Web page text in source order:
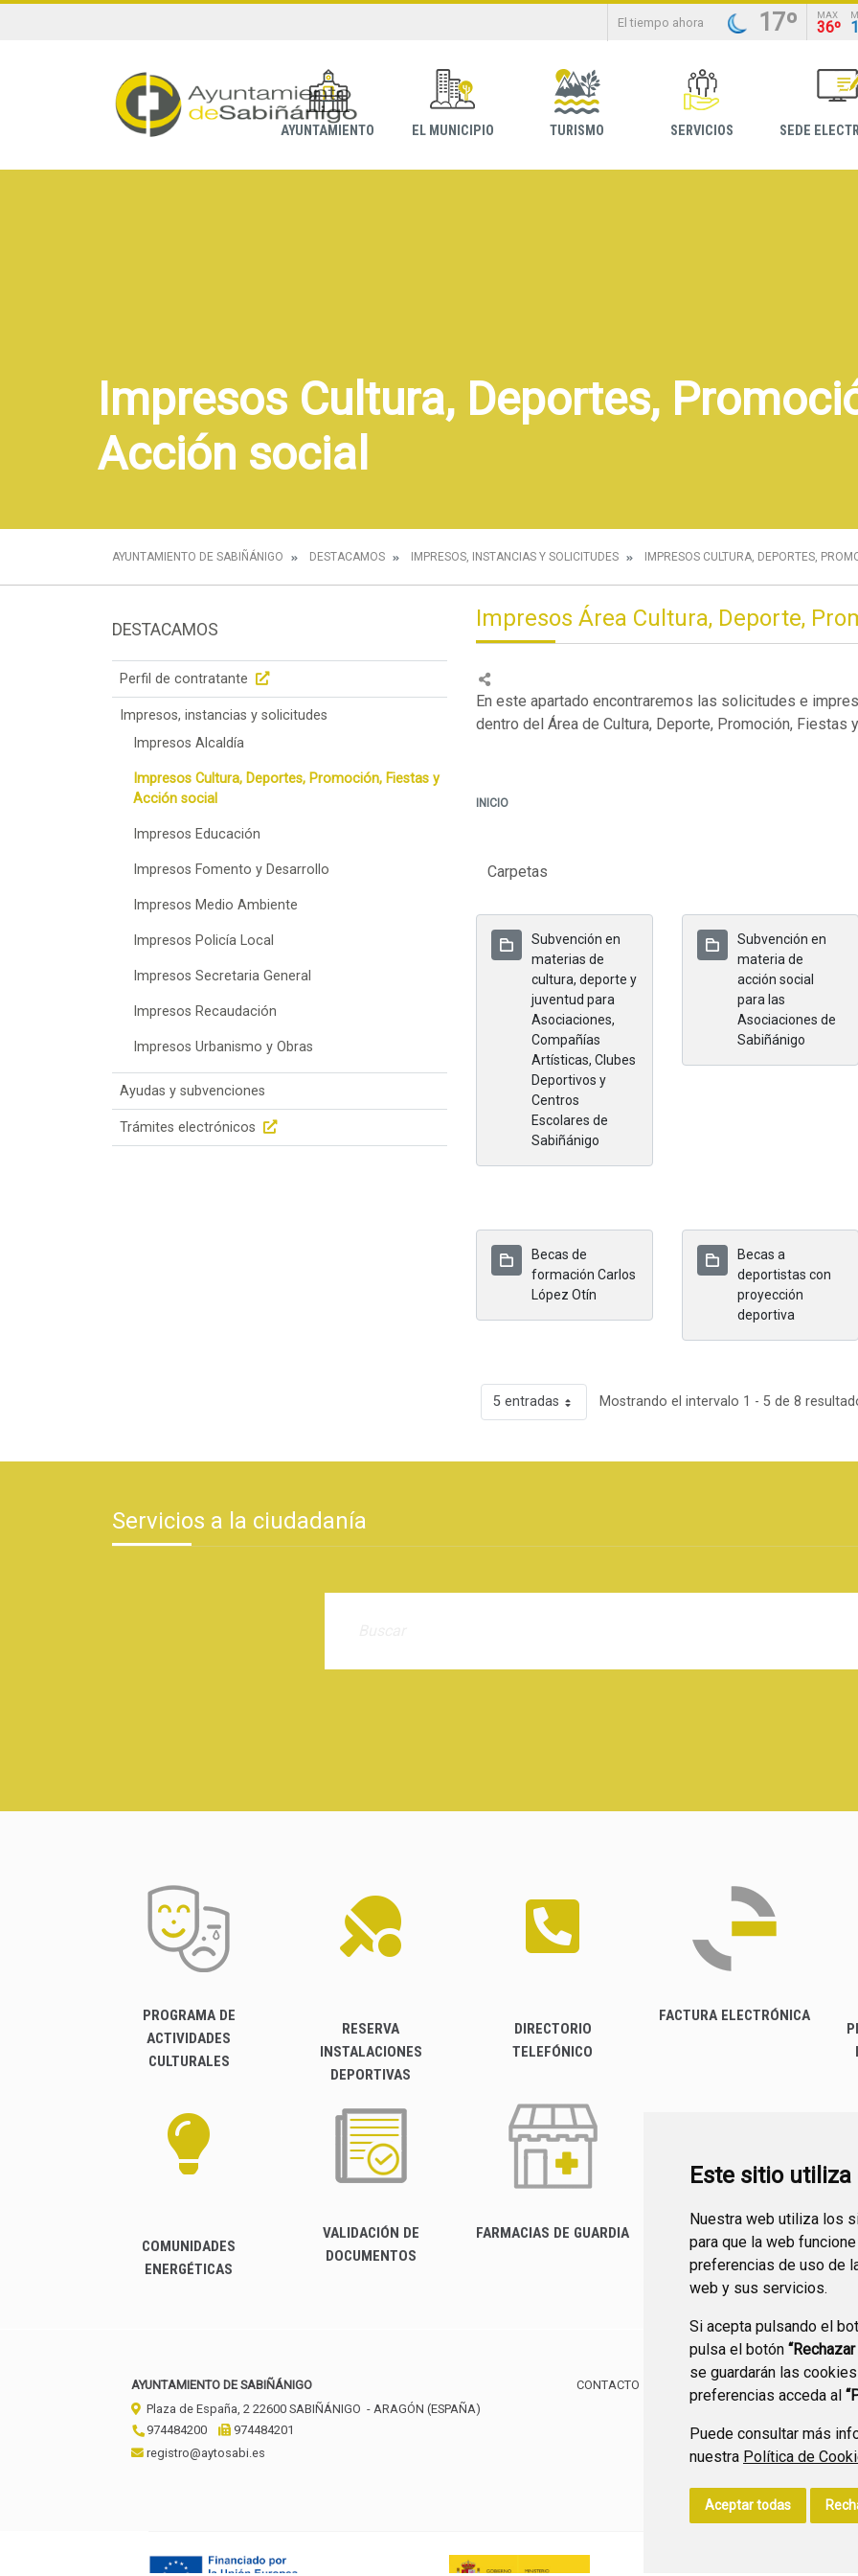
Este sitio
Nuestra web utiliza los
para que la web
preferencias de uso de
web y sus servicios.
Si acepta pulsando el
pulsa el botón
se guardarán las
preferencias acceda al
Puede consultar más
nuestra Política de
Aceptar todas
El tiempo ahora 17º MAX
36º
AYUNTAMIENTO EL MUNICIPIO TURISMO SERVICIOS SEDE
Impresos Cultura, Deportes,
Acción social
AYUNTAMIENTO DE SABIÑÁNIGO DESTACAMOS IMPRESOS, INSTANCIAS Y SOLICITUDES IMPRESOS CULTURA, DEPORTES,
DESTACAMOS
Perfil de contratante
Impresos, instancias y solicitudes
Impresos Alcaldía
Impresos Cultura, Deportes, Promoción, Fiestas y
Acción social
Impresos Educación
Impresos Fomento y Desarrollo
Impresos Medio Ambiente
Impresos Policía Local
Impresos Secretaria General
Impresos Recaudación
Impresos Urbanismo y Obras
Ayudas y subvenciones
Trámites electrónicos
Impresos Área Cultura, Deporte,
En este apartado encontraremos las solicitudes e
dentro del Área de Cultura, Deporte, Promoción, Fiestas
INICIO
Carpetas
Subvención en
materias de
cultura, deporte y
juventud para
Asociaciones,
Compañías
Artísticas, Clubes
Deportivos y
Centros
Escolares de
Sabiñánigo
Subvención en
materia de
acción social
para las
Asociaciones de
Sabiñánigo
Becas de
formación Carlos
López Otín
Becas a
deportistas con
proyección
deportiva
5 entradas Mostrando el intervalo 1 - 5 de 8
Servicios a la ciudadanía
PROGRAMA DE
ACTIVIDADES
CULTURALES
RESERVA
INSTALACIONES
DEPORTIVAS
DIRECTORIO
TELEFÓNICO
FACTURA ELECTRÓNICA
COMUNIDADES
ENERGÉTICAS
VALIDACIÓN DE
DOCUMENTOS
FARMACIAS DE GUARDIA
CANAL YOUTUBE
AYUNTAMIENTO DE SABIÑÁNIGO
Plaza de España, 2 22600 SABIÑÁNIGO - ARAGÓN (ESPAÑA)
974484200
974484201
registro@aytosabi.es
CONTACTO